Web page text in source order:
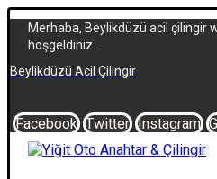
Merhaba, Beylikdüzü acil çilingir
hoşgeldiniz.
Beylikdüzü Acil Çilingir
Facebook Twitter Instagram